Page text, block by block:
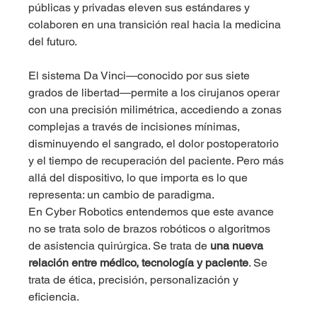
públicas y privadas eleven sus estándares y
colaboren en una transición real hacia la medicina
del futuro.
El sistema Da Vinci—conocido por sus siete
grados de libertad—permite a los cirujanos operar
con una precisión milimétrica, accediendo a zonas
complejas a través de incisiones mínimas,
disminuyendo el sangrado, el dolor postoperatorio
y el tiempo de recuperación del paciente. Pero más
allá del dispositivo, lo que importa es lo que
representa: un cambio de paradigma.
En Cyber Robotics entendemos que este avance
no se trata solo de brazos robóticos o algoritmos
de asistencia quirúrgica. Se trata de una nueva
relación entre médico, tecnología y paciente. Se
trata de ética, precisión, personalización y
eficiencia.